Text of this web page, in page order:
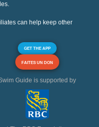
can help keep other
GET THE APP
FAITES UN DON
Guide is supported by